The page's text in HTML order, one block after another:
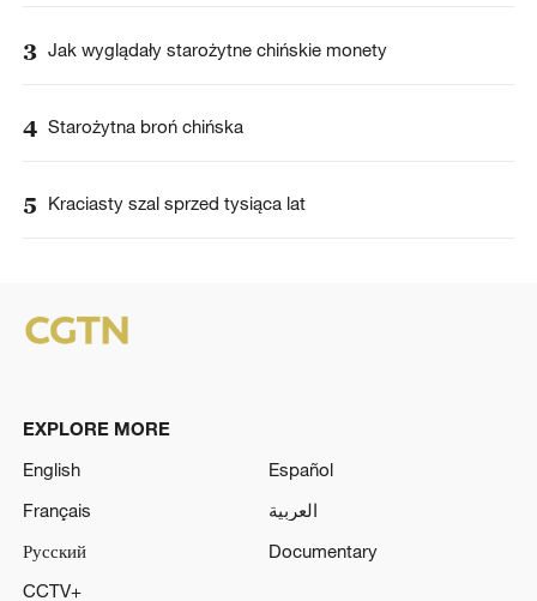
3 Jak wyglądały starożytne chińskie monety
4 Starożytna broń chińska
5 Kraciasty szal sprzed tysiąca lat
EXPLORE MORE
English
Español
Français
العربية
Русский
Documentary
CCTV+